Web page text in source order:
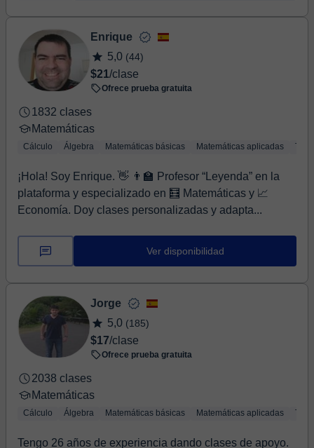
Enrique
5,0 (44)
$21/clase
Ofrece prueba gratuita
1832 clases
Matemáticas
Cálculo Álgebra Matemáticas básicas Matemáticas aplicadas
¡Hola! Soy Enrique. 👋 👨‍🏫 Profesor “Leyenda” en la
plataforma y especializado en 🧮 Matemáticas y 📈
Economía. Doy clases personalizadas y adapta...
Ver disponibilidad
Jorge
5,0 (185)
$17/clase
Ofrece prueba gratuita
2038 clases
Matemáticas
Cálculo Álgebra Matemáticas básicas Matemáticas aplicadas
Tengo 26 años de experiencia dando clases de apoyo.